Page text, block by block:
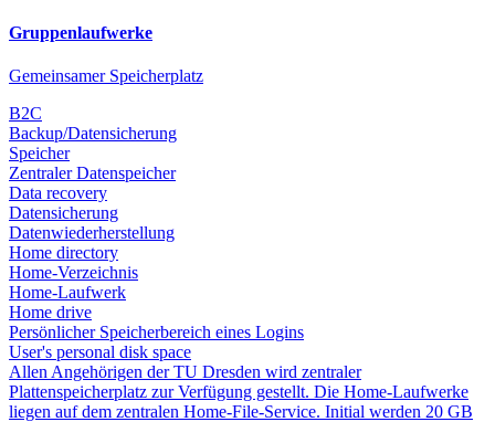
Gruppenlaufwerke
Gemeinsamer Speicherplatz
B2C
Backup/Datensicherung
Speicher
Zentraler Datenspeicher
Data recovery
Datensicherung
Datenwiederherstellung
Home directory
Home-Verzeichnis
Home-Laufwerk
Home drive
Persönlicher Speicherbereich eines Logins
User's personal disk space
Allen Angehörigen der TU Dresden wird zentraler
Plattenspeicherplatz zur Verfügung gestellt. Die Home-Laufwerke
liegen auf dem zentralen Home-File-Service. Initial werden 20 GB